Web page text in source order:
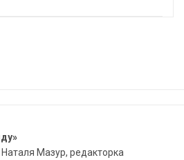
Наталя Мазур, редакторка